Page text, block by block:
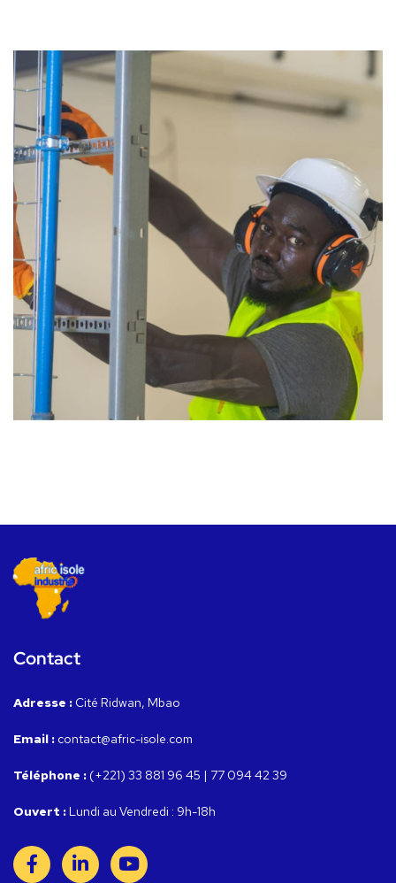
Contact
Adresse : Cité Ridwan, Mbao
Email : contact@afric-isole.com
Téléphone : (+221) 33 881 96 45 | 77 094 42 39
Ouvert : Lundi au Vendredi : 9h-18h